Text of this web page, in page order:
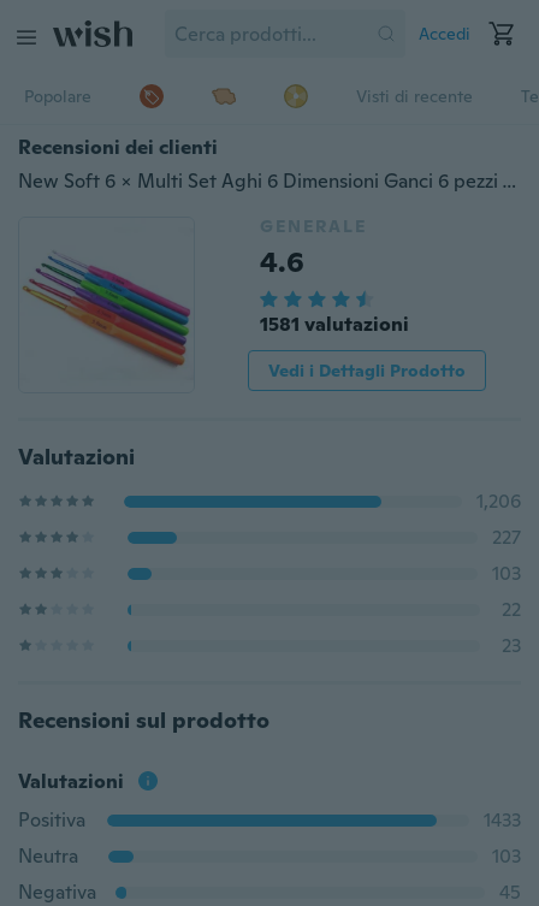
Accedi
Popolare Visti di recente
Recensioni dei clienti
New Soft 6 × Multi Set Aghi 6 Dimensioni Ganci 6 pezzi Taglie Tessuto in plastica lavorato a maglia all'uncinetto
GENERALE
4.6
1581 valutazioni
Vedi i Dettagli Prodotto
Valutazioni
1,206
227
103
22
23
Recensioni sul prodotto
Valutazioni
Positiva
1433
Neutra
103
Negativa
45